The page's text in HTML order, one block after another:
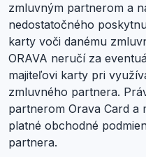
zmluvným partnerom a
nedostatočného
karty voči danému
ORAVA neručí za
majiteľovi karty pri
zmluvného partnera.
partnerom Orava Card a
platné obchodné
partnera.